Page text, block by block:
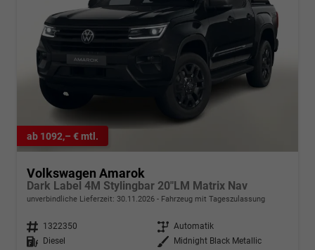
ab 1092,– € mtl.
Volkswagen Amarok
Dark Label 4M Stylingbar 20"LM Matrix Nav
unverbindliche Lieferzeit: 30.11.2026 Fahrzeug mit Tageszulassung
Fahrzeugnr. 1322350 Getriebe Automatik
Kraftstoff
Diesel Außenfarbe
Midnight Black Metallic